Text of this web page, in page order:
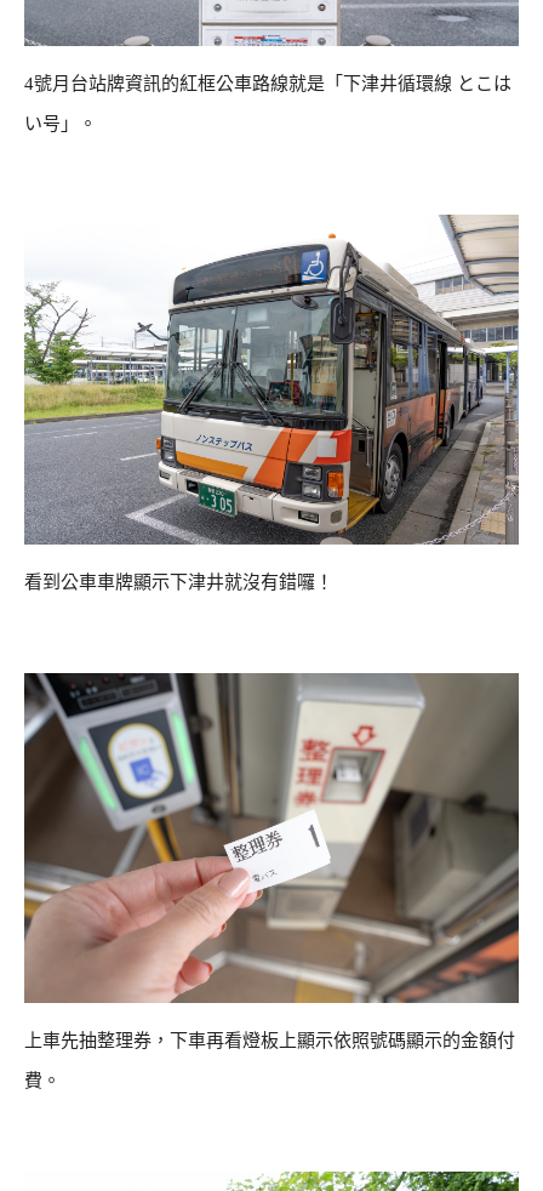
4號月台站牌資訊的紅框公車路線就是「下津井循環線 とこは
い号」。
看到公車車牌顯示下津井就沒有錯囉！
上車先抽整理券，下車再看燈板上顯示依照號碼顯示的金額付
費。